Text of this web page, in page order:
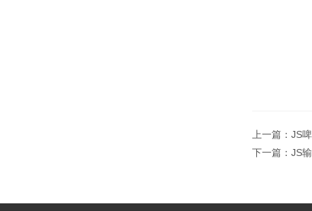
上一篇： JS
下一篇： JS